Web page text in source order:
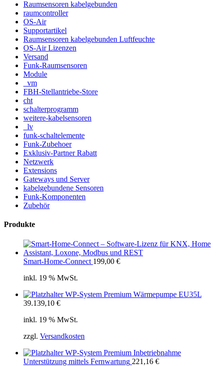
Raumsensoren kabelgebunden
raumcontroller
OS-Air
Supportartikel
Raumsensoren kabelgebunden Luftfeuchte
OS-Air Lizenzen
Versand
Funk-Raumsensoren
Module
_vm
FBH-Stellantriebe-Store
cht
schalterprogramm
weitere-kabelsensoren
_lv
funk-schaltelemente
Funk-Zubehoer
Exklusiv-Partner Rabatt
Netzwerk
Extensions
Gateways und Server
kabelgebundene Sensoren
Funk-Komponenten
Zubehör
Produkte
Smart-Home-Connect 199,00 €
inkl. 19 % MwSt.
WP-System Premium Wärmepumpe EU35L
39.139,10 €
inkl. 19 % MwSt.
zzgl. Versandkosten
WP-System Premium Inbetriebnahme
Unterstützung mittels Fernwartung 221,16 €